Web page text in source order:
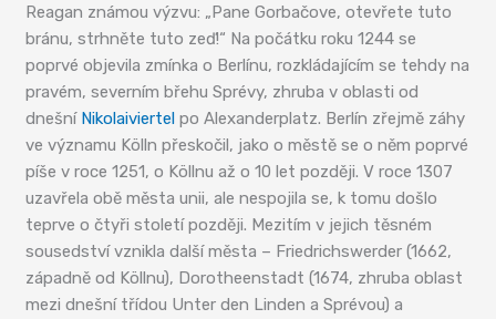
Reagan známou výzvu: „Pane Gorbačove, otevřete tuto
bránu, strhněte tuto zeď!“ Na počátku roku 1244 se
poprvé objevila zmínka o Berlínu, rozkládajícím se tehdy na
pravém, severním břehu Sprévy, zhruba v oblasti od
dnešní Nikolaiviertel po Alexanderplatz. Berlín zřejmě záhy
ve významu Kölln přeskočil, jako o městě se o něm poprvé
píše v roce 1251, o Köllnu až o 10 let později. V roce 1307
uzavřela obě města unii, ale nespojila se, k tomu došlo
teprve o čtyři století později. Mezitím v jejich těsném
sousedství vznikla další města – Friedrichswerder (1662,
západně od Köllnu), Dorotheenstadt (1674, zhruba oblast
mezi dnešní třídou Unter den Linden a Sprévou) a